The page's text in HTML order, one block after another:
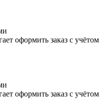
оформить заказ с учётом
оформить заказ с учётом